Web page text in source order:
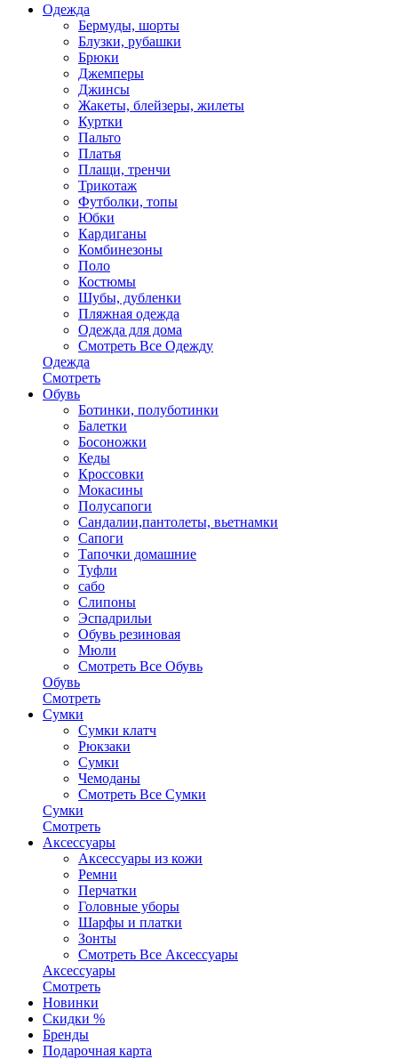
Одежда
Бермуды, шорты
Блузки, рубашки
Брюки
Джемперы
Джинсы
Жакеты, блейзеры, жилеты
Куртки
Пальто
Платья
Плащи, тренчи
Трикотаж
Футболки, топы
Юбки
Кардиганы
Комбинезоны
Поло
Костюмы
Шубы, дубленки
Пляжная одежда
Одежда для дома
Смотреть Все Одежду
Одежда
Смотреть
Обувь
Ботинки, полуботинки
Балетки
Босоножки
Кеды
Кроссовки
Мокасины
Полусапоги
Сандалии,пантолеты, вьетнамки
Сапоги
Тапочки домашние
Туфли
сабо
Слипоны
Эспадрильи
Обувь резиновая
Мюли
Смотреть Все Обувь
Обувь
Смотреть
Сумки
Сумки клатч
Рюкзаки
Сумки
Чемоданы
Смотреть Все Сумки
Сумки
Смотреть
Аксессуары
Аксессуары из кожи
Ремни
Перчатки
Головные уборы
Шарфы и платки
Зонты
Смотреть Все Аксессуары
Аксессуары
Смотреть
Новинки
Скидки %
Бренды
Подарочная карта